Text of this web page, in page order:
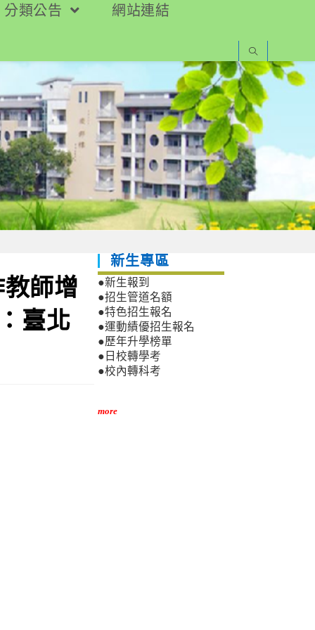
分類公告
網站連結
師增
臺北
新生專區
●新生報到
●招生管道名額
●特色招生報名
●運動績優招生報名
●歷年升學榜單
●日校轉學考
●校內轉科考
more